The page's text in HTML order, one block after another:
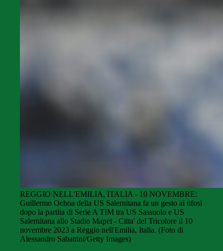
REGGIO NELL'EMILIA, ITALIA - 10 NOVEMBRE:
Guillermo Ochoa della US Salernitana fa un gesto ai tifosi
dopo la partita di Serie A TIM tra US Sassuolo e US
Salernitana allo Stadio Mapei - Citta' del Tricolore il 10
novembre 2023 a Reggio nell'Emilia, Italia. (Foto di
Alessandro Sabattini/Getty Images)